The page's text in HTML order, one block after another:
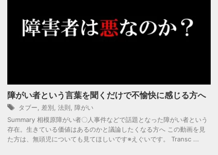
障がい者という言葉を聞くだけで不愉快に感じる方へ
タブー, 差別, 法則, 障がい
Summary 相模原障がい者〇人事件などで話題となった障がい者という
存在。生きている価値はあるのかと議論したくなる方へ この動画を見
た方は、無頭児についても見てほしいです※えぐいです。 Transc ...